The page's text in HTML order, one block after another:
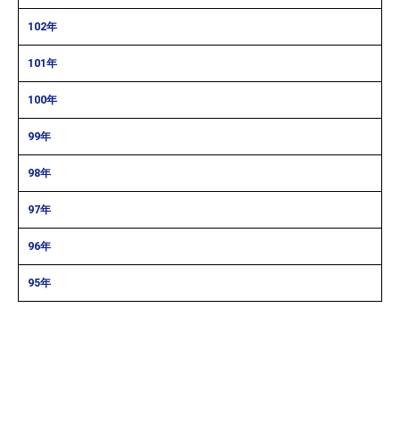
102年
101年
100年
99年
98年
97年
96年
95年